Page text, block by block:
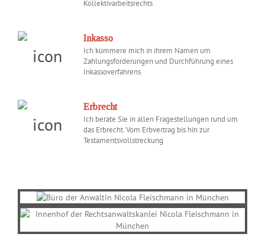
Kollektivarbeitsrechts
Inkasso
Ich kümmere mich in ihrem Namen um
Zahlungsforderungen und Durchführung eines
Inkassoverfahrens
Erbrecht
Ich berate Sie in allen Fragestellungen rund um
das Erbrecht. Vom Erbvertrag bis hin zur
Testamentsvollstreckung